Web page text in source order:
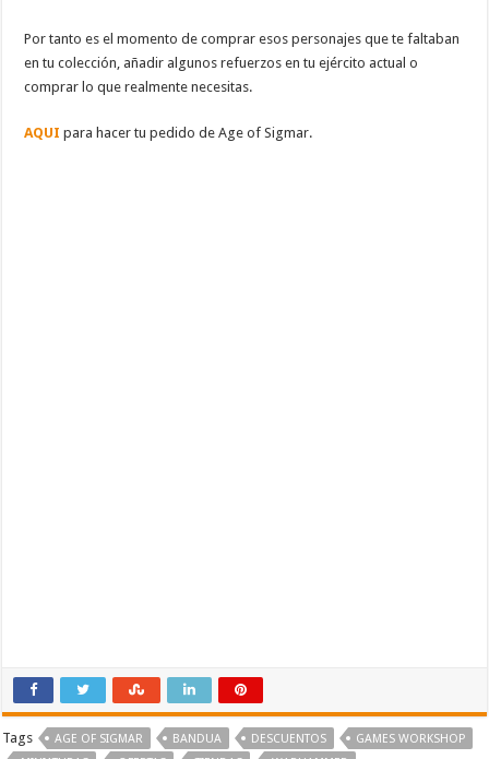
Por tanto es el momento de comprar esos personajes que te faltaban
en tu colección, añadir algunos refuerzos en tu ejército actual o
comprar lo que realmente necesitas.
AQUI para hacer tu pedido de Age of Sigmar.
Tags AGE OF SIGMAR BANDUA DESCUENTOS
GAMES WORKSHOP